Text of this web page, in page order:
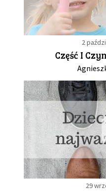
2
Część I
29